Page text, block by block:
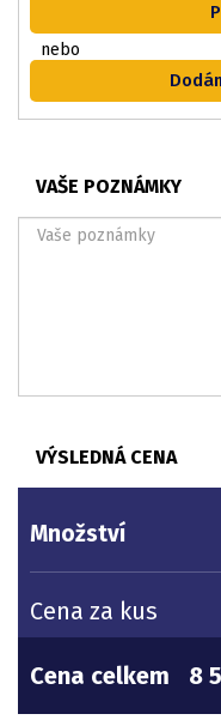
VAŠE POZNÁMKY
nebo
VÝSLEDNÁ CENA
Množství
Cena za kus
Cena celkem 8